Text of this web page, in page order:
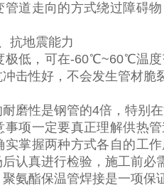
管道走向的方式绕过障碍
抗地震能力
极低，可在-60℃~60℃温度
击性好，不会发生管材脆
磨性是钢管的4倍，特别
事项一定要真正理解供热
掌握两种方式各自的工
后认真进行检验，施工前必
氨酯保温管焊接是一项